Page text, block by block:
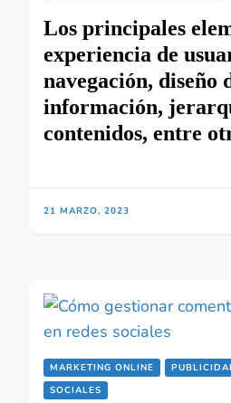
Los principales
experiencia de
navegación, diseño
información,
contenidos, entre
21 MARZO, 2023
MARKETING ONLINE
SOCIALES